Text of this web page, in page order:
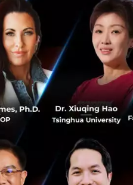
การลงทุน
ฟิลิปปินส์ซึ่
เป็นผู้นำใ
ประสบการ
เช่นเดียวกั
ยกระดับป
อ้างอิง: